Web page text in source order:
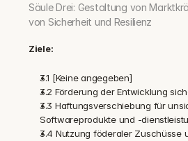
Säule Drei: Gestaltung von
von Sicherheit und Resilienz
Ziele:
3.1 [Keine angegeben]
3.2 Förderung der Entwicklung
3.3 Haftungsverschiebung für
Softwareprodukte und -
3.4 Nutzung föderaler Zuschüsse